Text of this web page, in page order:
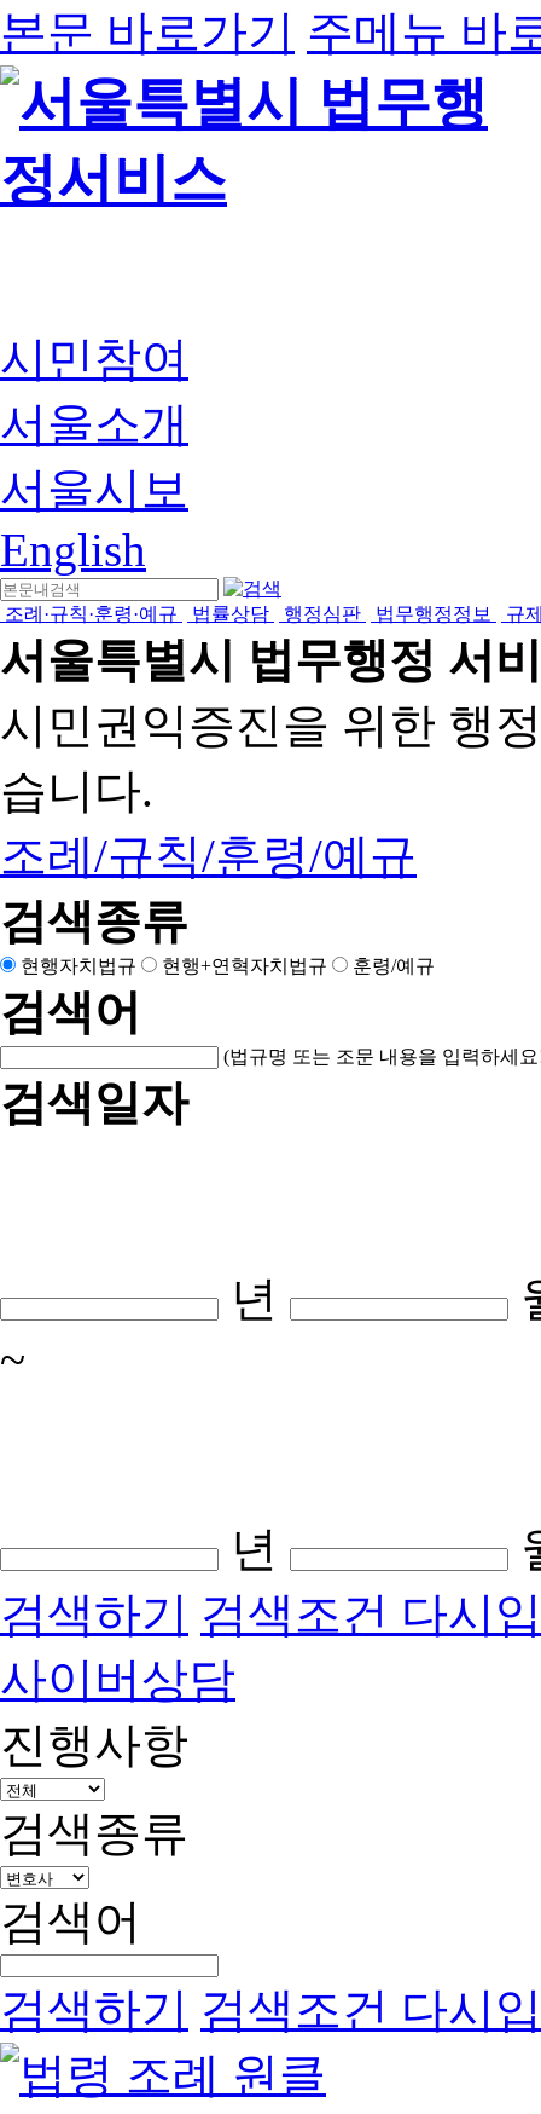
본문 바로가기 주메뉴 바
시민참여
서울소개
서울시보
English
조례·규칙·훈령·예규 법률상담 행정심판 법무행정정보 규
서울특별시 법무행정 서
시민권익증진을 위한 행
습니다.
조례/규칙/훈령/예규
검색종류
현행자치법규 현행+연혁자치법규 훈령/예규
검색어
(법규명 또는 조문 내용을 입력하세
검색일자
년
~
년
검색하기 검색조건 다시
사이버상담
진행사항
검색종류
검색어
검색하기 검색조건 다시